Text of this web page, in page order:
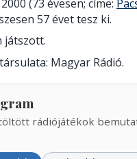
(73 évesen; címe:
57 évet tesz ki.
játszott.
Magyar Rádió.
rádiójátékok